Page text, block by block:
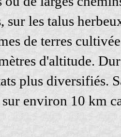
sur les talus
de terres
d'altitude.
plus diversifiés.
sur environ 10 km